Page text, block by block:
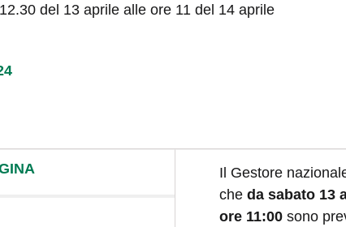
del 13 aprile alle ore 11 del 14 aprile
Il Gestore
che da sabato 13
ore 11:00sono